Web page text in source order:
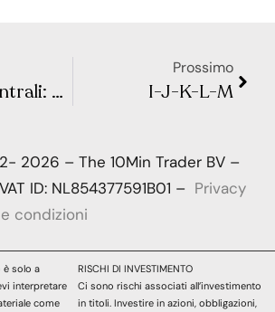
Banche centrali: come stanno influenzando i mercati finanziari?
Prossimo
I-J-K-L-M
2026 – The 10Min Trader BV –
ID: NL854377591B01 – Privacy
condizioni
solo a
interpretare
come
RISCHI DI INVESTIMENTO
Ci sono rischi associati all’investimento
in titoli. Investire in azioni, obbligazioni,